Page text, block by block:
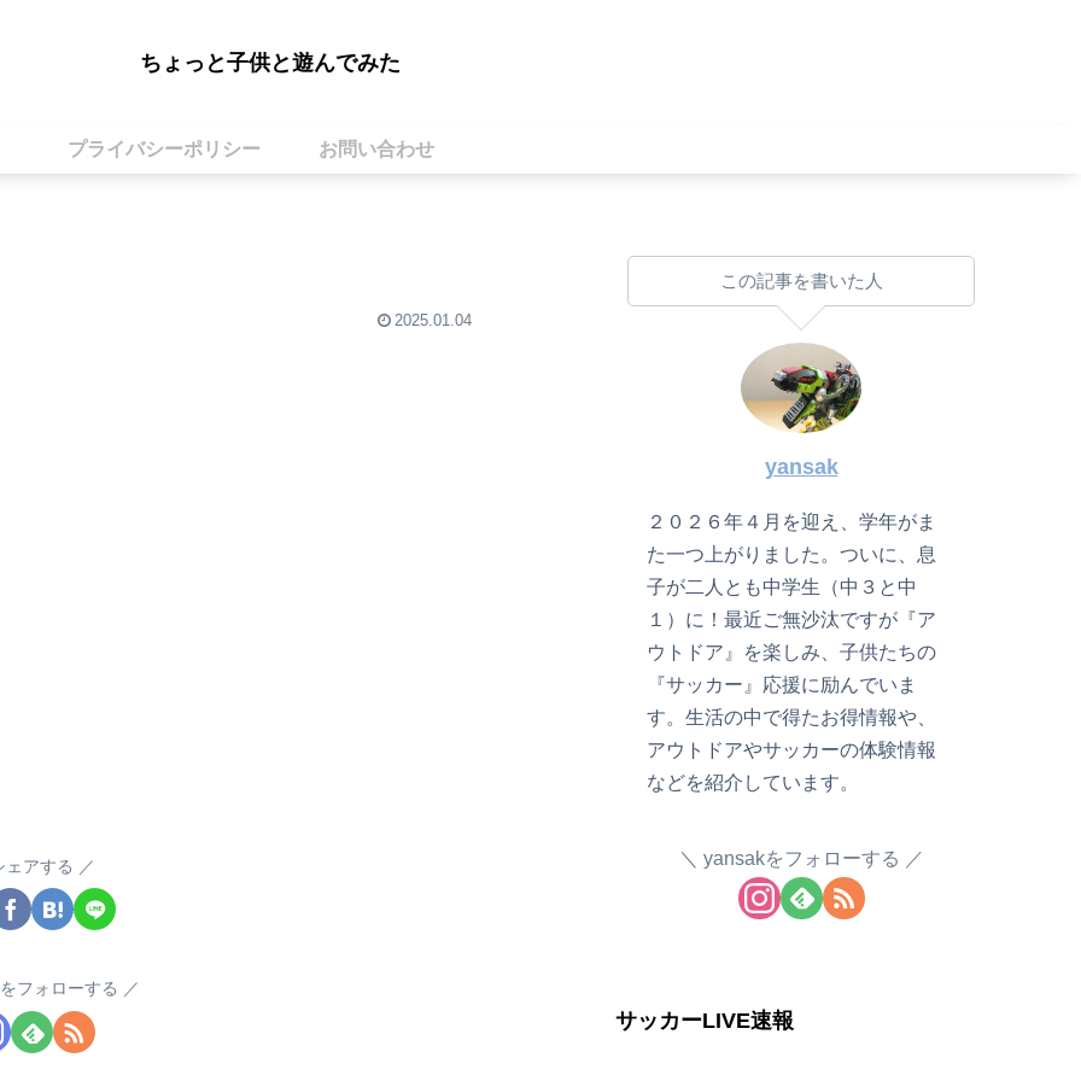
ちょっと子供と遊んでみた
プライバシーポリシー お問い合わせ
2025.01.04
ェアする
フォローする
この記事を書いた人
yansak
２０２６年４月を迎え、学年がま
た一つ上がりました。ついに、息
子が二人とも中学生（中３と中
１）に！最近ご無沙汰ですが『ア
ウトドア』を楽しみ、子供たちの
『サッカー』応援に励んでいま
す。生活の中で得たお得情報や、
アウトドアやサッカーの体験情報
などを紹介しています。
yansakをフォローする
サッカーLIVE速報